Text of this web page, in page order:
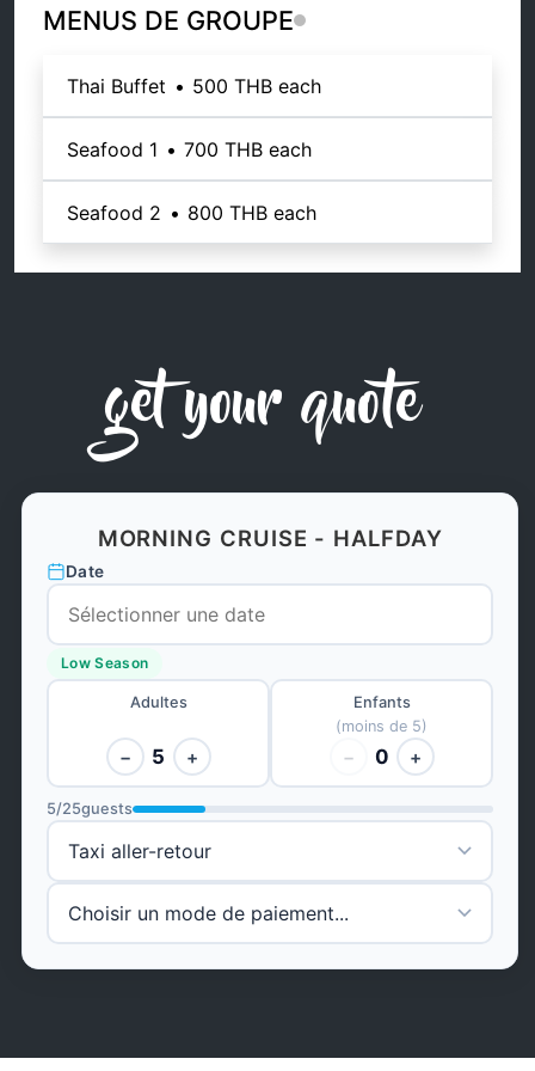
MENUS DE GROUPE
Thai Buffet • 500 THB each
Seafood 1 • 700 THB each
Seafood 2 • 800 THB each
get your quote
MORNING CRUISE - HALFDAY
Date
Low Season
Adultes
− 5 +
Enfants
(moins de 5)
− 0 +
5/25guests